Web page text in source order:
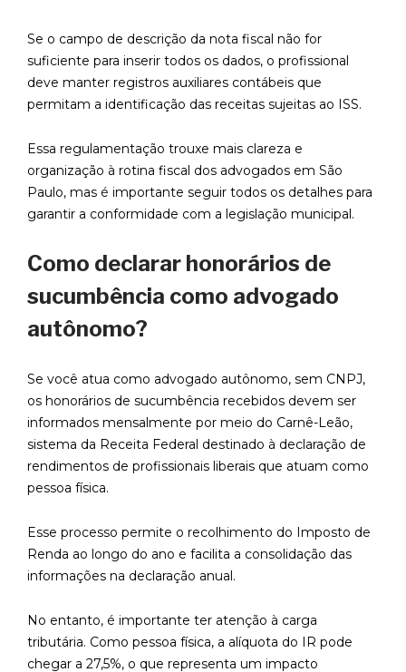
Se o campo de descrição da nota fiscal não for
suficiente para inserir todos os dados, o profissional
deve manter registros auxiliares contábeis que
permitam a identificação das receitas sujeitas ao ISS.
Essa regulamentação trouxe mais clareza e
organização à rotina fiscal dos advogados em São
Paulo, mas é importante seguir todos os detalhes para
garantir a conformidade com a legislação municipal.
Como declarar honorários de
sucumbência como advogado
autônomo?
Se você atua como advogado autônomo, sem CNPJ,
os honorários de sucumbência recebidos devem ser
informados mensalmente por meio do Carnê-Leão,
sistema da Receita Federal destinado à declaração de
rendimentos de profissionais liberais que atuam como
pessoa física.
Esse processo permite o recolhimento do Imposto de
Renda ao longo do ano e facilita a consolidação das
informações na declaração anual.
No entanto, é importante ter atenção à carga
tributária. Como pessoa física, a alíquota do IR pode
chegar a 27,5%, o que representa um impacto